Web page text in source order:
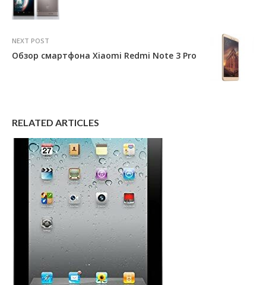
NEXT POST
Обзор смартфона Xiaomi Redmi Note 3 Pro
RELATED ARTICLES